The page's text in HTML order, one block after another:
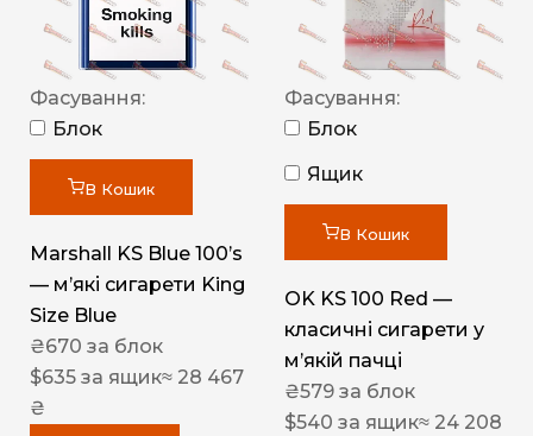
Фасування:
Блок
В Кошик
Marshall KS Blue 100’s
— м’які сигарети King
Size Blue
₴670 за блок
$635 за ящик≈ 28 467
₴
Фасування:
Блок
Ящик
В Кошик
OK KS 100 Red —
класичні сигарети у
м’якій пачці
₴579 за блок
$540 за ящик≈ 24 208